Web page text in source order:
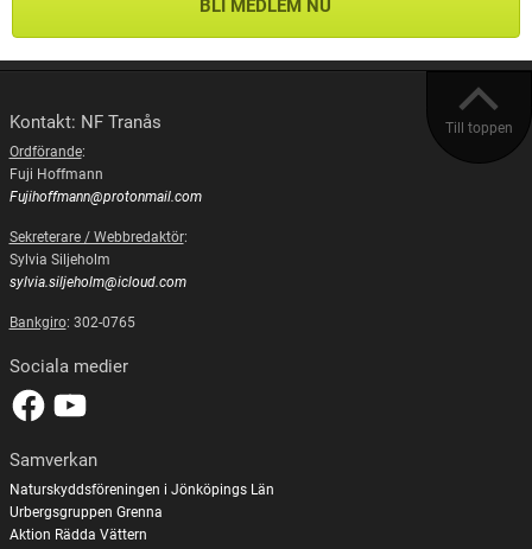
BLI MEDLEM NU
Till toppen
Kontakt: NF Tranås
Ordförande:
Fuji Hoffmann
Fujihoffmann@protonmail.com
Sekreterare / Webbredaktör:
Sylvia Siljeholm
sylvia.siljeholm@icloud.com
Bankgiro: 302-0765
Sociala medier
Samverkan
Naturskyddsföreningen i Jönköpings Län
Urbergsgruppen Grenna
Aktion Rädda Vättern